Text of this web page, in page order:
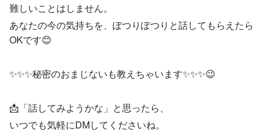
難しいことはしません。
あなたの今の気持ちを、ぽつりぽつりと話してもらえたら
OKです😊
✨✨✨秘密のおまじないも教えちゃいます✨✨✨😉
📩「話してみようかな」と思ったら、
いつでも気軽にDMしてくださいね。